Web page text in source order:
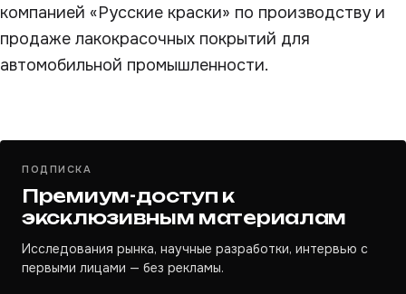
компанией «Русские краски» по производству и
продаже лакокрасочных покрытий для
автомобильной промышленности.
ПОДПИСКА
Премиум-доступ к
эксклюзивным материалам
Исследования рынка, научные разработки, интервью с
первыми лицами — без рекламы.